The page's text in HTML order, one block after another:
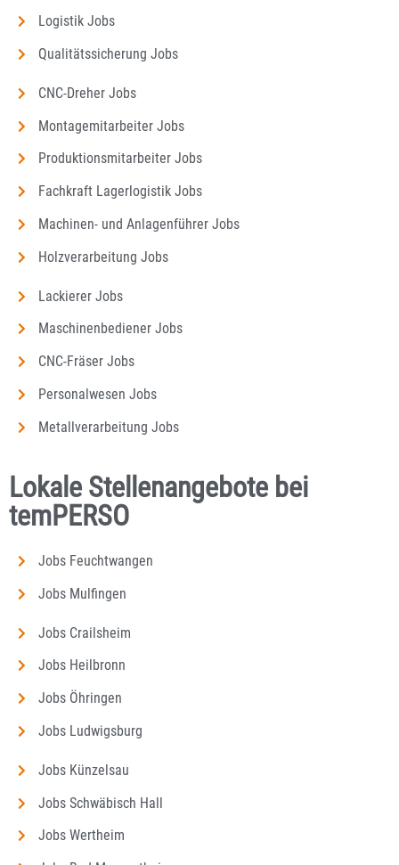
Logistik Jobs
Qualitätssicherung Jobs
CNC-Dreher Jobs
Montagemitarbeiter Jobs
Produktionsmitarbeiter Jobs
Fachkraft Lagerlogistik Jobs
Machinen- und Anlagenführer Jobs
Holzverarbeitung Jobs
Lackierer Jobs
Maschinenbediener Jobs
CNC-Fräser Jobs
Personalwesen Jobs
Metallverarbeitung Jobs
Lokale Stellenangebote bei
temPERSO
Jobs Feuchtwangen
Jobs Mulfingen
Jobs Crailsheim
Jobs Heilbronn
Jobs Öhringen
Jobs Ludwigsburg
Jobs Künzelsau
Jobs Schwäbisch Hall
Jobs Wertheim